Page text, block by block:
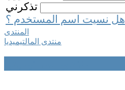
هل نسيت اسم المستخدم ؟
المنتدى
منتدى المالتيميديا